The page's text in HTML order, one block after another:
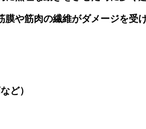
や筋肉の繊維がダメージを受
ど）